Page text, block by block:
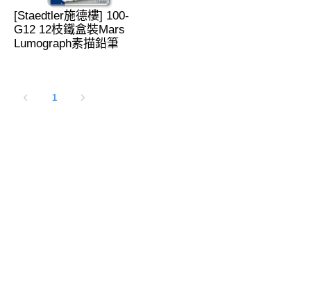
[Staedtler施德樓] 100-
G12 12枝鐵盒裝Mars
Lumograph素描鉛筆
1